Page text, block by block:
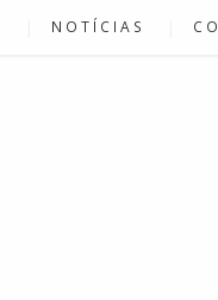
NOTÍCIAS